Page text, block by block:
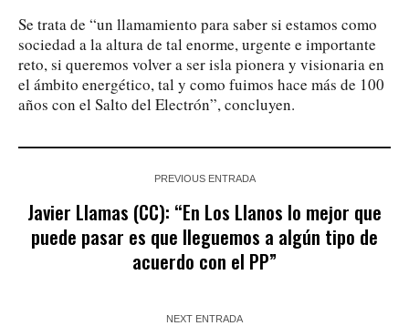
Se trata de “un llamamiento para saber si estamos como
sociedad a la altura de tal enorme, urgente e importante
reto, si queremos volver a ser isla pionera y visionaria en
el ámbito energético, tal y como fuimos hace más de 100
años con el Salto del Electrón”, concluyen.
PREVIOUS ENTRADA
Javier Llamas (CC): “En Los Llanos lo mejor que
puede pasar es que lleguemos a algún tipo de
acuerdo con el PP”
NEXT ENTRADA